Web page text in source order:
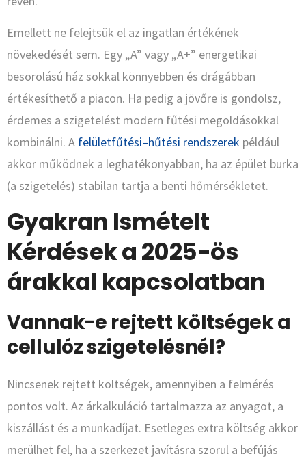
Emellett ne felejtsük el az ingatlan értékének
növekedését sem. Egy „A” vagy „A+” energetikai
besorolású ház sokkal könnyebben és drágábban
értékesíthető a piacon. Ha pedig a jövőre is gondolsz,
érdemes a szigetelést modern fűtési megoldásokkal
kombinálni. A felületfűtési–hűtési rendszerek például
akkor működnek a leghatékonyabban, ha az épület burka
(a szigetelés) stabilan tartja a benti hőmérsékletet.
Gyakran Ismételt
Kérdések a 2025-ös
árakkal kapcsolatban
Vannak-e rejtett költségek a
cellulóz szigetelésnél?
Nincsenek rejtett költségek, amennyiben a felmérés
pontos volt. Az árkalkuláció tartalmazza az anyagot, a
kiszállást és a munkadíjat. Esetleges extra költség akkor
merülhet fel, ha a szerkezet javításra szorul a befújás